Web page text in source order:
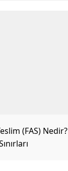
(FAS) Nedir?